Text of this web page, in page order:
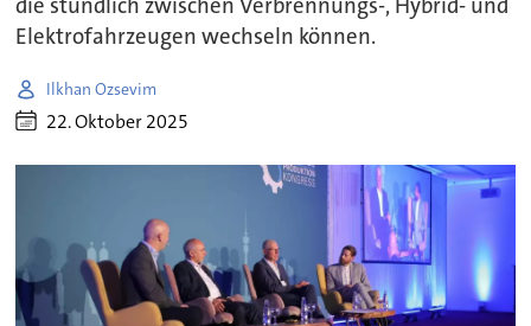
die stündlich zwischen Verbrennungs-, Hybrid- und
Elektrofahrzeugen wechseln können.
Ilkhan Ozsevim
22. Oktober 2025